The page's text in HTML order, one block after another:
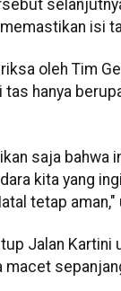
isi
oleh Tim
hanya
saja bahwa
kita yang
tetap aman,"
Jalan Kartini
macet